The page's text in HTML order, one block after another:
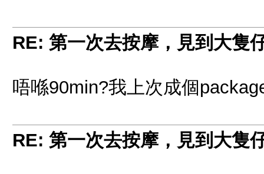
RE: 第一次去按摩，見到大隻
唔喺90min?我上次成個
RE: 第一次去按摩，見到大隻